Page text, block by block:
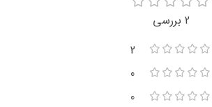
2 بررسی
2
0
0